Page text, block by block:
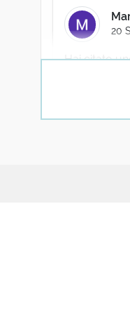
20
Hai citato
affinità